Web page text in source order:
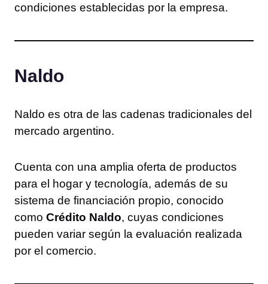
condiciones establecidas por la empresa.
Naldo
Naldo es otra de las cadenas tradicionales del
mercado argentino.
Cuenta con una amplia oferta de productos
para el hogar y tecnología, además de su
sistema de financiación propio, conocido
como Crédito Naldo, cuyas condiciones
pueden variar según la evaluación realizada
por el comercio.